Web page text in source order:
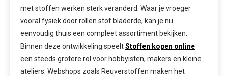
met stoffen werken sterk veranderd. Waar je vroeger
vooral fysiek door rollen stof bladerde, kan je nu
eenvoudig thuis een compleet assortiment bekijken.
Binnen deze ontwikkeling speeltStoffen kopen online
een steeds grotere rol voor hobbyisten, makers en kleine
ateliers. Webshops zoals Reuverstoffen maken het